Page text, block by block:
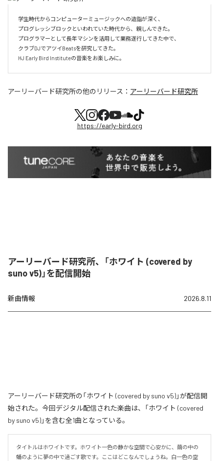
学生時代からコンピューターミュージックへの造詣が深く、
プログレッシブロックといわれていた時代から、親しんできた。
プログラマーとして長年マシンを活用して業務遂行してきた中で、
クラブDJでアツイBeatsを研究してきた。
HJ Early Bird Instituteの音楽をお楽しみに。
アーリーバード研究所の他のリリース： アーリーバード研究所
https://early-bird.org
アーリーバード研究所、「ホワイト (covered by
suno v5)」を配信開始
新曲情報 2026.8.11
アーリーバード研究所の「ホワイト (covered by suno v5)」が配信開
始された。今回デジタル配信された楽曲は、「ホワイト (covered
by suno v5)」を含む全1曲となっている。
タイトルはホワイトです。ホワイト一色の静かな空間で心安かに、繭の中の
蛹のように夢の中で過ごす歌です。ここはどこなんでしょうね。白一色の空